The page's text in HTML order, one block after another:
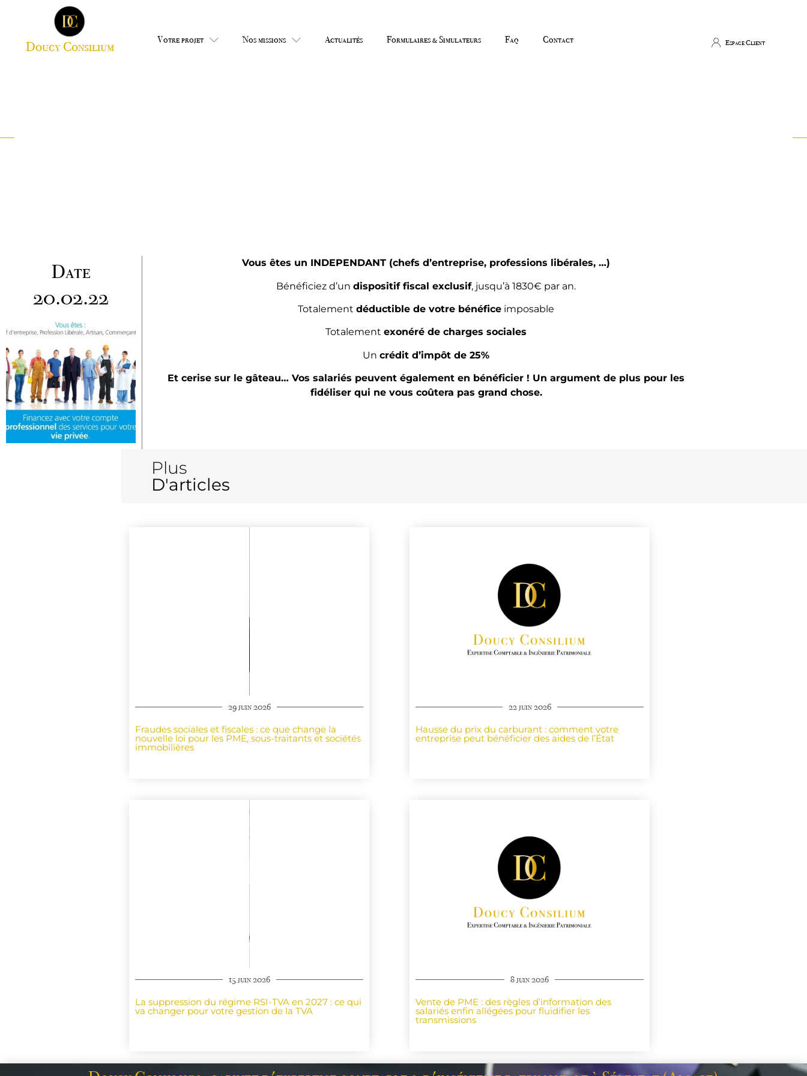
Doucy Consilium Votre projet Nos missions Actualités Formulaires & Simulateurs Faq Contact Espace Client
Date
20.02.22
Vous êtes un INDEPENDANT (chefs d’entreprise, professions libérales, …)
Bénéficiez d’undispositif fiscal exclusif, jusqu’à 1830€ par an.
Totalementdéductible de votre bénéfice imposable
Totalementexonéré de charges sociales
Uncrédit d’impôt de 25%
Et cerise sur le gâteau… Vos salariés peuvent également en bénéficier ! Un argument de plus pour les
fidéliser qui ne vous coûtera pas grand chose.
Plus
D'articles
29 juin 2026
Fraudes sociales et fiscales : ce que change la
nouvelle loi pour les PME, sous-traitants et sociétés
immobilières
22 juin 2026
Hausse du prix du carburant : comment votre
entreprise peut bénéficier des aides de l’État
15 juin 2026
La suppression du régime RSI-TVA en 2027 : ce qui
va changer pour votre gestion de la TVA
8 juin 2026
Vente de PME : des règles d’information des
salariés enfin allégées pour fluidifier les
transmissions